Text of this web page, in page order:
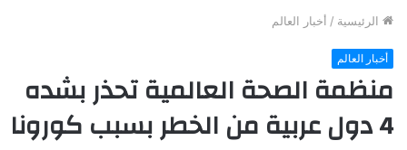
الرئيسية / أخبار العالم
أخبار العالم
منظمة الصحة العالمية تحذر بشده
4 دول عربية من الخطر بسبب كورونا